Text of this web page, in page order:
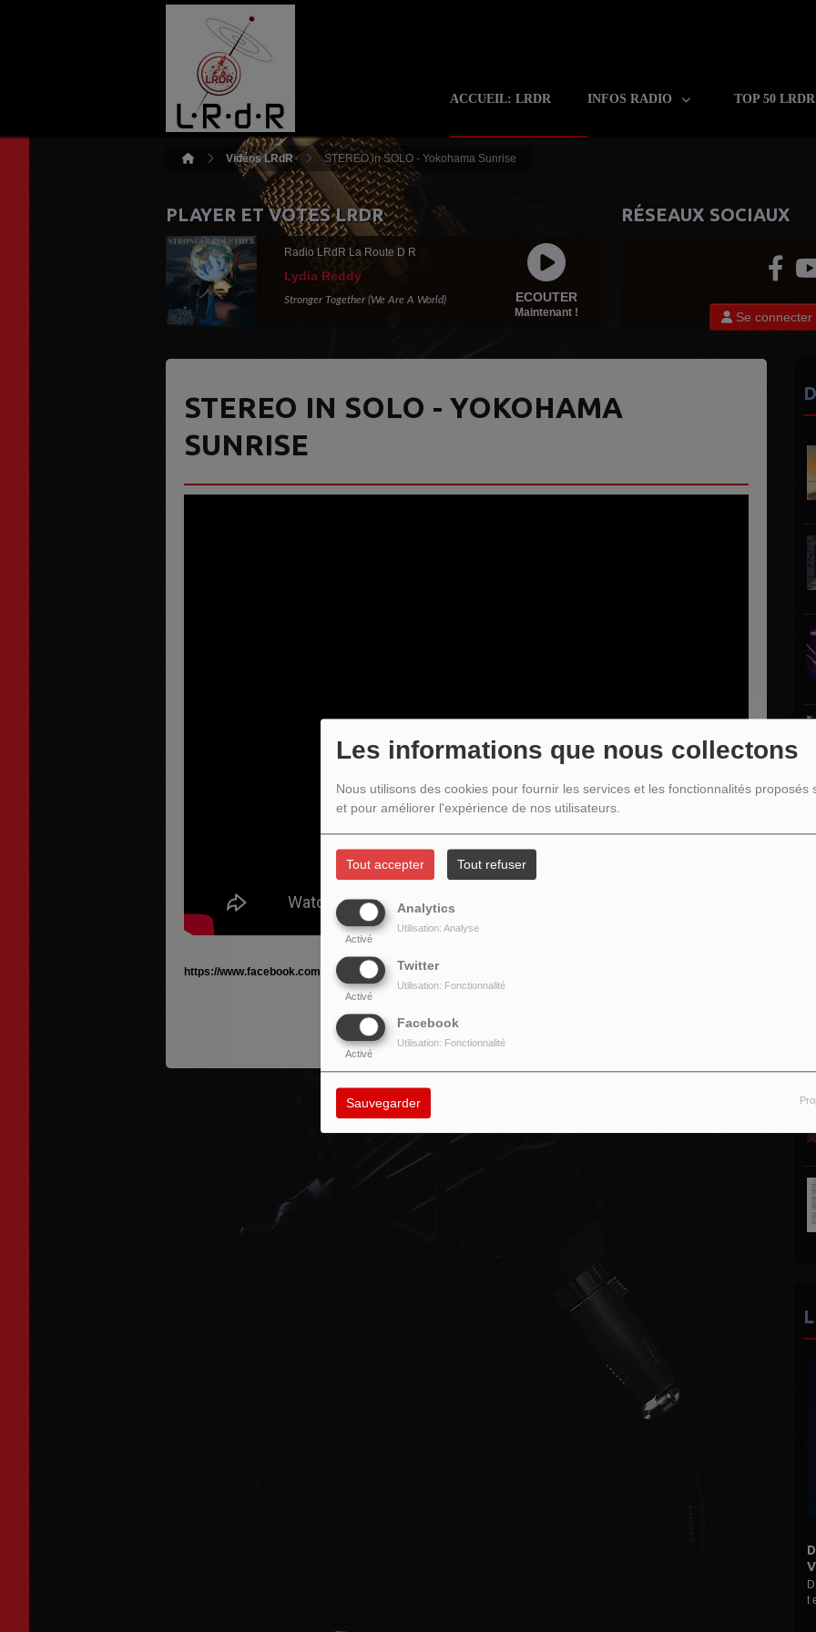
Les informations que nous collectons
Nous utilisons des cookies pour fournir les services et les fonctionnalités proposés
et pour améliorer l'expérience de nos utilisateurs.
Tout accepter Tout refuser
Analytics
Activé
Utilisation: Analyse
Twitter
Activé
Utilisation: Fonctionnalité
Facebook
Activé
Utilisation: Fonctionnalité
Sauvegarder
ACCUEIL: LRDR INFOS RADIO TOP 50 LRDR
Vidéos LRdR STEREO in SOLO - Yokohama Sunrise
PLAYER ET VOTES LRDR
ECOUTER
Maintenant !
Radio LRdR La Route D R
Lydia Reddy
Stronger Together (We Are A World)
RÉSEAUX SOCIAUX
Se connecter
STEREO IN SOLO - YOKOHAMA
SUNRISE
https://www.facebook.com/StereoInSolo
D Le Max (Hervé M) Mes disques pour vous 33